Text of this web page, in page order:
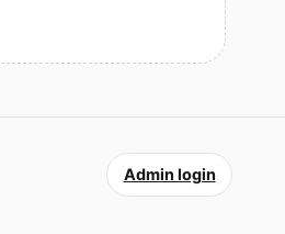
Admin login